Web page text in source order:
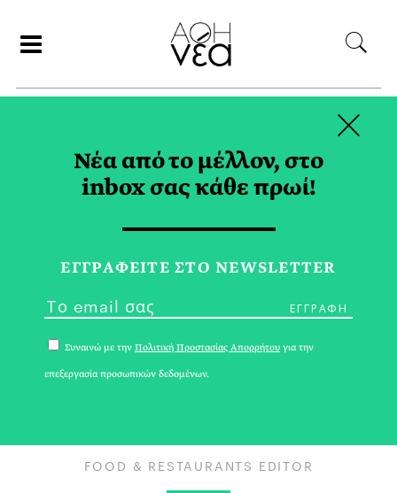
ΜΑΡΙΑ ΛΟΥΙΖΑ
ΒΑΦΕΙΑΔΑΚΗ
FOOD & RESTAURANTS EDITOR
Νέα από το μέλλον, στο
inbox σας κάθε πρωί!
ΕΓΓPΑΦΕΙΤΕ ΣΤΟ NEWSLETTER
Συναινώ με την Πολιτική Προστασίας Απορρήτου για την
επεξεργασία προσωπικών δεδομένων.
×